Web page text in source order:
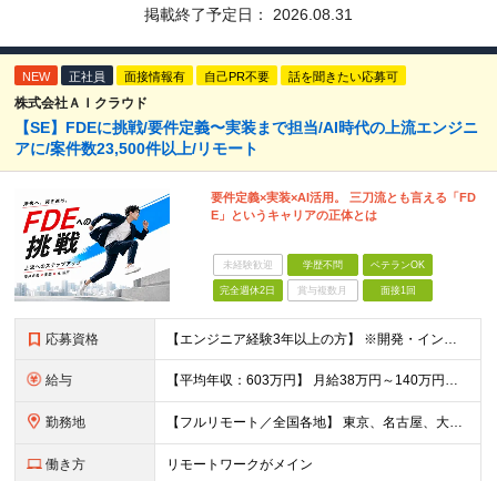
掲載終了予定日： 2026.08.31
NEW 正社員 面接情報有 自己PR不要 話を聞きたい応募可
株式会社ＡＩクラウド
【SE】FDEに挑戦/要件定義〜実装まで担当/AI時代の上流エンジニ
アに/案件数23,500件以上/リモート
要件定義×実装×AI活用。 三刀流とも言える「FD
E」というキャリアの正体とは
未経験歓迎 学歴不問 ベテランOK
完全週休2日 賞与複数月 面接1回
応募資格 【エンジニア経験3年以上の方】 ※開発・インフラ・工程・言語一切不問 ※文理・学歴不問 【歓迎条件】 ◆Python実務経験がある方 ◆LLM・生成AIを使った開発経験がある方 ◆要件定義・顧客折衝
給与 【平均年収：603万円】 月給38万円～140万円＋諸手当（経験者） 【平均年収603万円】 ※案件の契約内容や昇給額などはすべて開示します。 ※経験や能力を考慮し決定します。 ※月給には固定残業
勤務地 【フルリモート／全国各地】 東京、名古屋、大阪、福岡を中心とした全国のプロジェクトにアサイン。 ※プロジェクトは完全選択制です。 ※フルリモート、ハイブリッド型、常駐案件から自由に選択可能です。 ※転
働き方 リモートワークがメイン